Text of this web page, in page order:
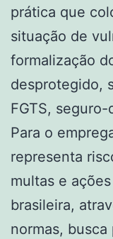
prática que
situação de
formalização
desprotegido,
FGTS,
Para o
representa
multas e
brasileira,
normas,